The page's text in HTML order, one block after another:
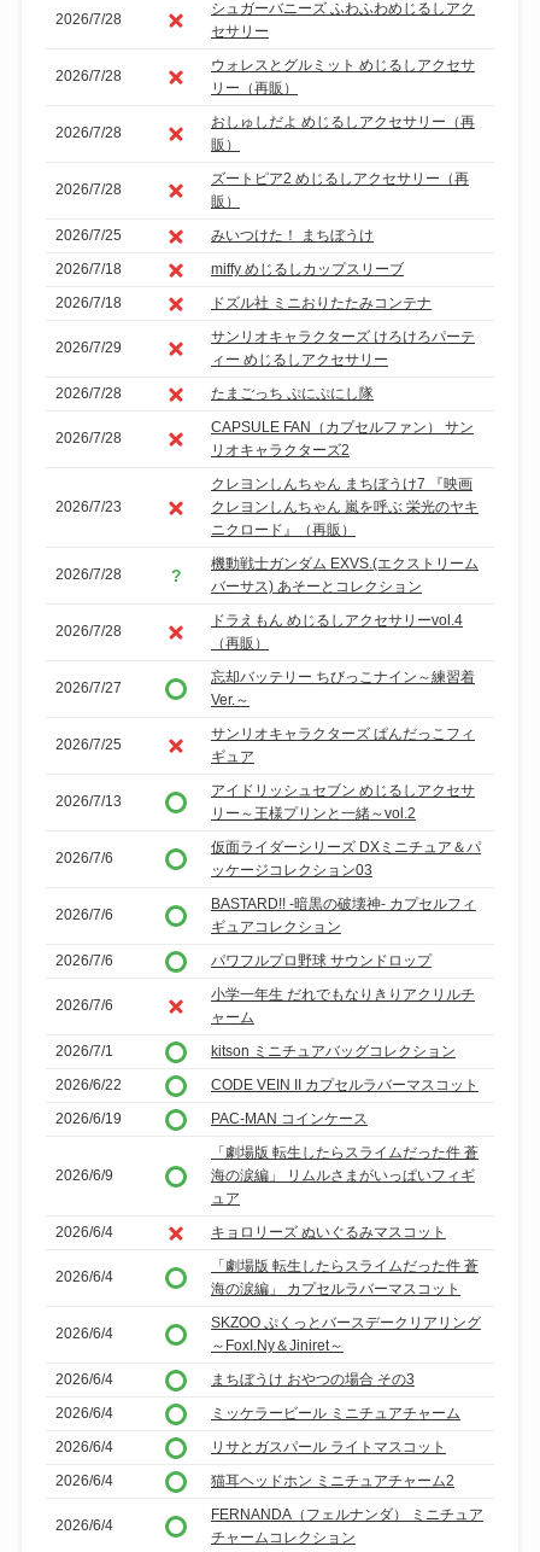
2026/7/28
シュガーバニーズ ふわふわめじるしアク
セサリー
2026/7/28
ウォレスとグルミット めじるしアクセサ
リー（再販）
2026/7/28
おしゅしだよ めじるしアクセサリー（再
販）
2026/7/28
ズートピア2 めじるしアクセサリー（再
販）
2026/7/25
みいつけた！ まちぼうけ
2026/7/18
miffy めじるしカップスリーブ
2026/7/18
ドズル社 ミニおりたたみコンテナ
2026/7/29
サンリオキャラクターズ けろけろパーテ
ィー めじるしアクセサリー
2026/7/28
たまごっち ぷにぷにし隊
2026/7/28
CAPSULE FAN（カプセルファン） サン
リオキャラクターズ2
2026/7/23
クレヨンしんちゃん まちぼうけ7 『映画
クレヨンしんちゃん 嵐を呼ぶ 栄光のヤキ
ニクロード』（再販）
2026/7/28
機動戦士ガンダム EXVS.(エクストリーム
バーサス) あそーとコレクション
2026/7/28
ドラえもん めじるしアクセサリーvol.4
（再販）
2026/7/27
忘却バッテリー ちびっこナイン～練習着
Ver.～
2026/7/25
サンリオキャラクターズ ぱんだっこフィ
ギュア
2026/7/13
アイドリッシュセブン めじるしアクセサ
リー～王様プリンと一緒～vol.2
2026/7/6
仮面ライダーシリーズ DXミニチュア＆パ
ッケージコレクション03
2026/7/6
BASTARD!! -暗黒の破壊神- カプセルフィ
ギュアコレクション
2026/7/6
パワフルプロ野球 サウンドロップ
2026/7/6
小学一年生 だれでもなりきりアクリルチ
ャーム
2026/7/1
kitson ミニチュアバッグコレクション
2026/6/22
CODE VEIN II カプセルラバーマスコット
2026/6/19
PAC-MAN コインケース
2026/6/9
「劇場版 転生したらスライムだった件 蒼
海の涙編」 リムルさまがいっぱいフィギ
ュア
2026/6/4
キョロリーズ ぬいぐるみマスコット
2026/6/4
「劇場版 転生したらスライムだった件 蒼
海の涙編」 カプセルラバーマスコット
2026/6/4
SKZOO ぷくっとバースデークリアリング
～FoxI.Ny＆Jiniret～
2026/6/4
まちぼうけ おやつの場合 その3
2026/6/4
ミッケラービール ミニチュアチャーム
2026/6/4
リサとガスパール ライトマスコット
2026/6/4
猫耳ヘッドホン ミニチュアチャーム2
2026/6/4
FERNANDA（フェルナンダ） ミニチュア
チャームコレクション